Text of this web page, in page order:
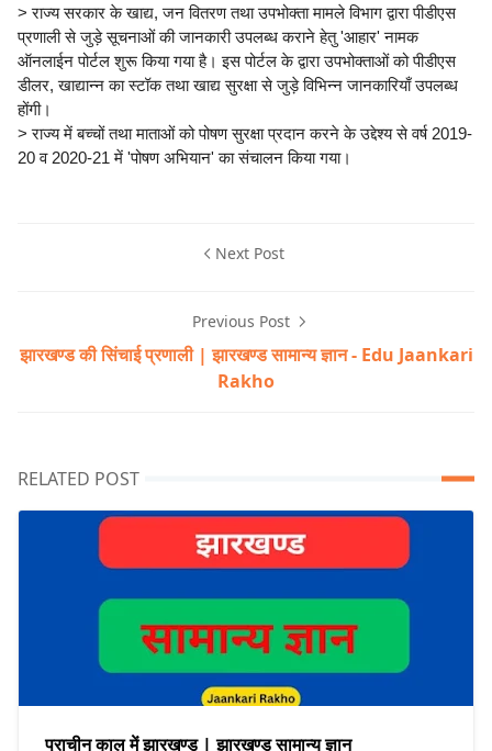
> राज्य सरकार के खाद्य, जन वितरण तथा उपभोक्ता मामले विभाग द्वारा पीडीएस
प्रणाली से जुड़े सूचनाओं की जानकारी उपलब्ध कराने हेतु 'आहार' नामक
ऑनलाईन पोर्टल शुरू किया गया है। इस पोर्टल के द्वारा उपभोक्ताओं को पीडीएस
डीलर, खाद्यान्न का स्टॉक तथा खाद्य सुरक्षा से जुड़े विभिन्न जानकारियाँ उपलब्ध
होंगी।
> राज्य में बच्चों तथा माताओं को पोषण सुरक्षा प्रदान करने के उद्देश्य से वर्ष 2019-
20 व 2020-21 में 'पोषण अभियान' का संचालन किया गया।
Next Post
Previous Post
झारखण्ड की सिंचाई प्रणाली | झारखण्ड सामान्य ज्ञान - Edu Jaankari
Rakho
RELATED POST
प्राचीन काल में झारखण्ड | झारखण्ड सामान्य ज्ञान